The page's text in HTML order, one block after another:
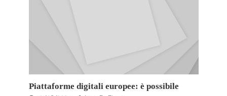
Piattaforme digitali europee: è possibile